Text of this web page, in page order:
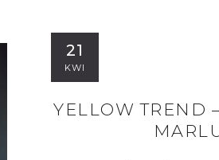
21
KWI
YELLOW TREND